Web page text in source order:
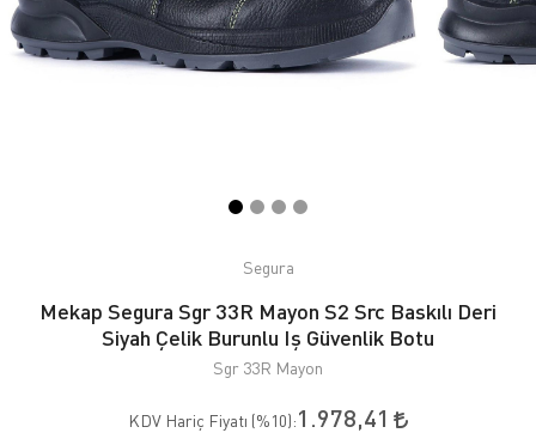
Segura
Mekap Segura Sgr 33R Mayon S2 Src Baskılı Deri
Siyah Çelik Burunlu Iş Güvenlik Botu
Sgr 33R Mayon
KDV Hariç Fiyatı (%10):1.978,41